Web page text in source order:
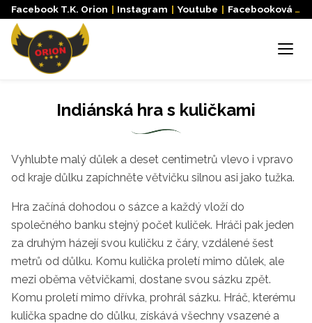
Facebook T.K. Orion | Instagram | Youtube | Facebooková skupina
Menu
Indiánská hra s kuličkami
Vyhlubte malý důlek a deset centimetrů vlevo i vpravo
od kraje důlku zapíchněte větvičku silnou asi jako tužka.
Hra začíná dohodou o sázce a každý vloží do
společného banku stejný počet kuliček. Hráči pak jeden
za druhým házejí svou kuličku z čáry, vzdálené šest
metrů od důlku. Komu kulička proletí mimo důlek, ale
mezi oběma větvičkami, dostane svou sázku zpět.
Komu proletí mimo dřívka, prohrál sázku. Hráč, kterému
kulička spadne do důlku, získává všechny vsazené a